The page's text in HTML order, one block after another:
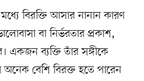
বিরক্তি আসার নানান কারণ
বা নির্ভরতার প্রকাশ,
একজন ব্যক্তি তাঁর সঙ্গীকে
বেশি বিরক্ত হতে পারেন